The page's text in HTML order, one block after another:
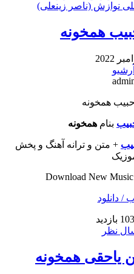
نوازش (ناصر زینعلی)
همخونه
آرشیو
بنام همخونه
+ متن و ترانه آهنگ و پخش
موزیک
Download New Music
/ دانلود
نظر
یاحقی همخونه